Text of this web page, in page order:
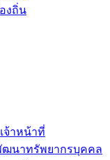
งถิ่น
จ้าหน้าที่
นาทรัพยากรบุคคล